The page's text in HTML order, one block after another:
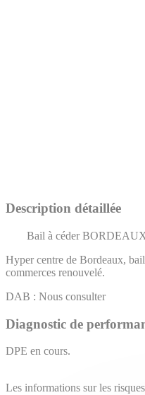
Description détaillée
Bail à céder
Hyper centre de Bordeaux,
commerces renouvelé.
DAB : Nous consulter
Diagnostic de
DPE en cours.
Les informations sur les